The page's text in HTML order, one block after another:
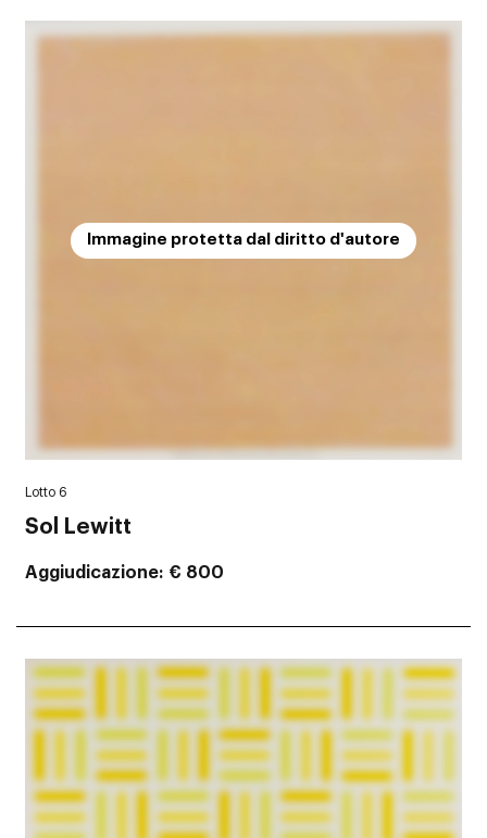
Immagine protetta dal diritto d'autore
Lotto 6
Sol Lewitt
Aggiudicazione € 800